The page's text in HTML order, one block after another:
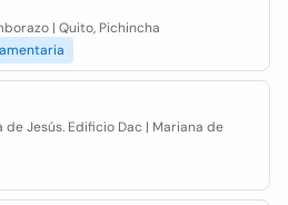
| Quito, Pichincha
de Jesús. Edificio Dac | Mariana de